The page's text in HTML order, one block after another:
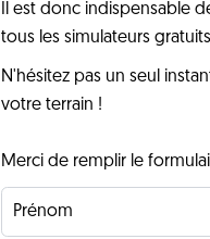
Il est donc indispensable
tous les simulateurs
N'hésitez pas un seul
votre terrain !
Merci de remplir le